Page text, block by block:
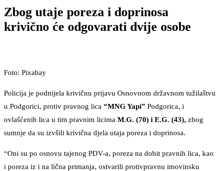
Zbog utaje poreza i doprinosa
krivično će odgovarati dvije osobe
Foto: Pixabay
Policija je podnijela krivičnu prijavu Osnovnom državnom tužilaštvu
u Podgorici, protiv pravnog lica “MNG Yapi” Podgorica, i
ovlašćenih lica u tim pravnim licima M.G. (70) i E.G. (43), zbog
sumnje da su izvšili krivična djela utaja poreza i doprinosa.
“Oni su po osnovu tajenog PDV-a, poreza na dobit pravnih lica, kao
i poreza iz i na lična primanja, ostvarili protivpravnu imovinsku